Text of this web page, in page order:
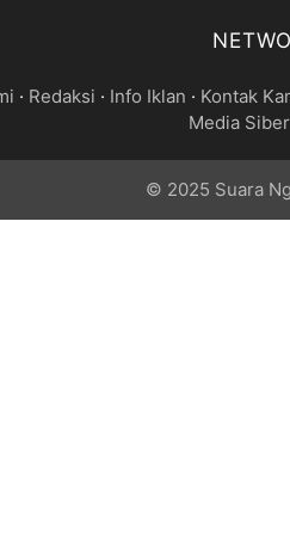
· Redaksi · Info Iklan · Kontak
Media Siber
© 2025 Suara